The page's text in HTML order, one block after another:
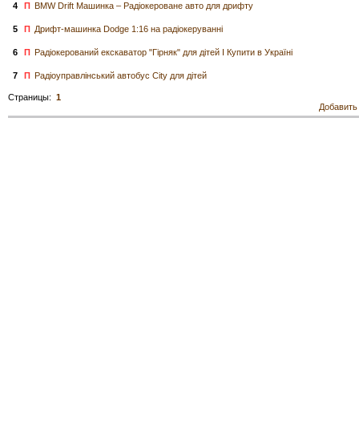
4 П BMW Drift Машинка – Радіокероване авто для дрифту
5 П Дрифт-машинка Dodge 1:16 на радіокеруванні
6 П Радіокерований екскаватор "Гірняк" для дітей I Купити в Україні
7 П Радіоуправлінський автобус City для дітей
Страницы: 1